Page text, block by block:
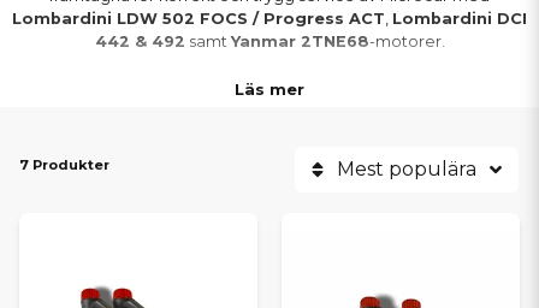
Lombardini LDW 502 FOCS / Progress ACT, Lombardini DCI
442 & 492 samtYanmar 2TNE68-motorer.
Sortimentet innehåller bådeoriginalservicekit
Läs mer
7 Produkter Mest populära